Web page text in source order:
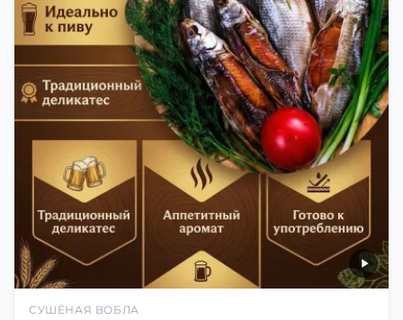
СУШЁНАЯ ВОБЛА